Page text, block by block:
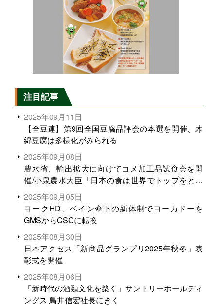
注目記事
2025年09月11日
【全豆連】第9回全国豆腐品評会の本選を開催、木
綿豆腐は多様化がみられる
2025年09月08日
農水省、輸出拡大に向けてコメ加工品試食会を開
催/小泉農水大臣「日本の食は世界でトップをとれ
る。米増産に向けて、米輸出需要の拡大を」
2025年09月05日
ヨークHD、ベイン傘下の新体制でヨーカドーを
GMSからCSCに転換
2025年08月30日
日本アクセス「新商品グランプリ2025年秋冬」表
彰式を開催
2025年08月06日
「新時代の酒類文化を築く」サントリーホールディ
ングス 鳥井信宏社長にきく